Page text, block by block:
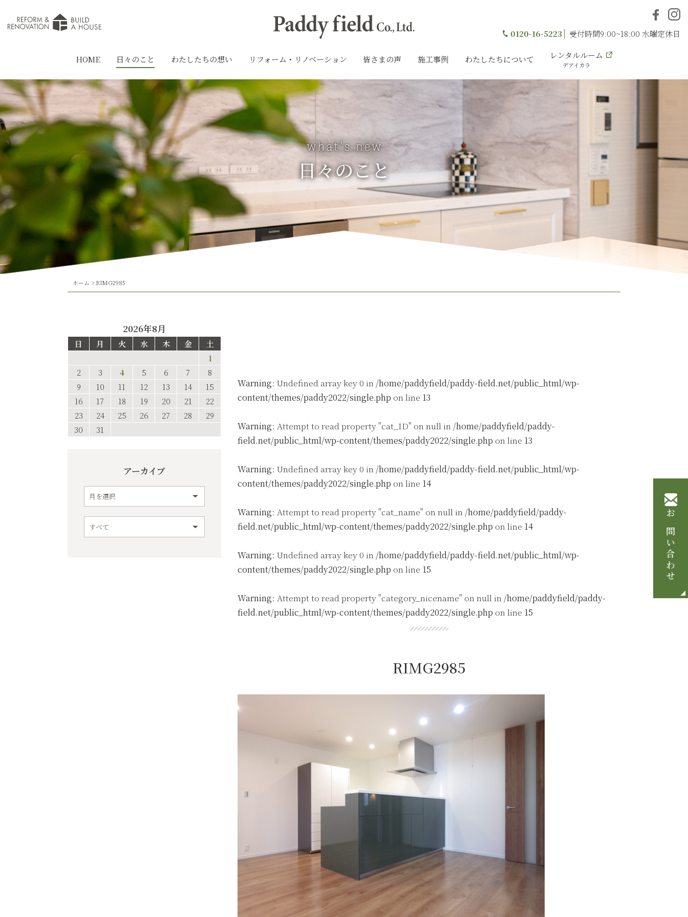
0120-16-5223 受付時間9:00~18:00 水曜定休日
HOME 日々のこと わたしたちの想い リフォーム・リノベーション 皆さまの声 施工事例 わたしたちについて レンタルルーム
デアイカラ
お問い合わせ
日々のこと
ホーム > RIMG2985
Warning: Undefined array key 0 in /home/paddyfield/paddy-field.net/public_html/wp-
content/themes/paddy2022/single.php on line 13
Warning: Attempt to read property "cat_ID" on null in /home/paddyfield/paddy-
field.net/public_html/wp-content/themes/paddy2022/single.php on line 13
Warning: Undefined array key 0 in /home/paddyfield/paddy-field.net/public_html/wp-
content/themes/paddy2022/single.php on line 14
Warning: Attempt to read property "cat_name" on null in /home/paddyfield/paddy-
field.net/public_html/wp-content/themes/paddy2022/single.php on line 14
Warning: Undefined array key 0 in /home/paddyfield/paddy-field.net/public_html/wp-
content/themes/paddy2022/single.php on line 15
Warning: Attempt to read property "category_nicename" on null in /home/paddyfield/paddy-
field.net/public_html/wp-content/themes/paddy2022/single.php on line 15
RIMG2985
2026年8月
日 月 火 水 木 金
土
1
2
3 4 5 6 7
8
9
10 11 12 13 14
15
16
17 18 19 20 21
22
23
24 25 26 27 28
29
30
31
アーカイブ